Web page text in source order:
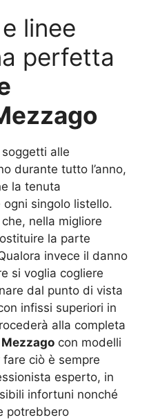
linee
perfetta
alle
durante tutto l’anno,
la tenuta
singolo listello.
nella migliore
la parte
invece il danno
si voglia cogliere
dal punto di vista
infissi superiori in
alla completa
con modelli
ciò è sempre
esperto, in
infortuni nonché
potrebbero